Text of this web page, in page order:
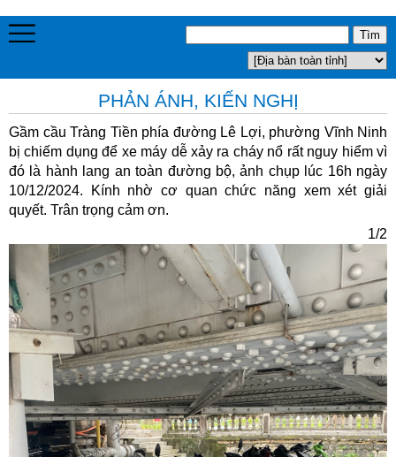
PHẢN ÁNH, KIẾN NGHỊ
Gầm cầu Tràng Tiền phía đường Lê Lợi, phường Vĩnh Ninh
bị chiếm dụng để xe máy dễ xảy ra cháy nổ rất nguy hiểm vì
đó là hành lang an toàn đường bộ, ảnh chụp lúc 16h ngày
10/12/2024. Kính nhờ cơ quan chức năng xem xét giải
quyết. Trân trọng cảm ơn.
1/2